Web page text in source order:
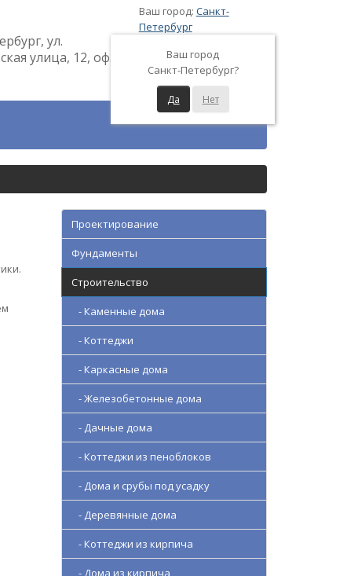
ул.
улица, 12, оф.
Ваш город: Санкт-
Петербург
Ваш город
Санкт-Петербург?
Да Нет
Проектирование
Фундаменты
Строительство
- Каменные дома
- Коттеджи
- Каркасные дома
- Железобетонные дома
- Дачные дома
- Коттеджи из пеноблоков
- Дома и срубы под усадку
- Деревянные дома
- Коттеджи из кирпича
- Дома из кирпича